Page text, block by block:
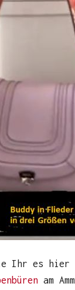
Ihr es hier
am